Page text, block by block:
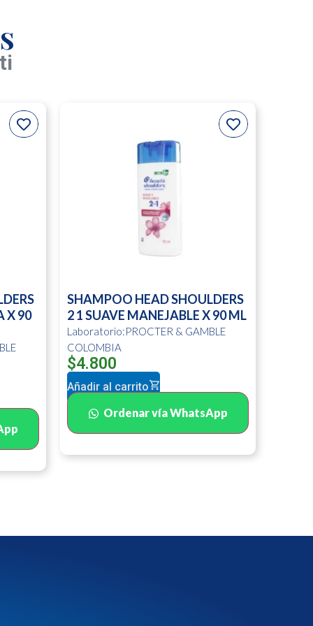
X 90
SHAMPOO HEAD SHOULDERS
2 1 SUAVE MANEJABLE X 90 ML
Laboratorio:PROCTER & GAMBLE
COLOMBIA
$4.800
Añadir al carrito
Ordenar vía WhatsApp